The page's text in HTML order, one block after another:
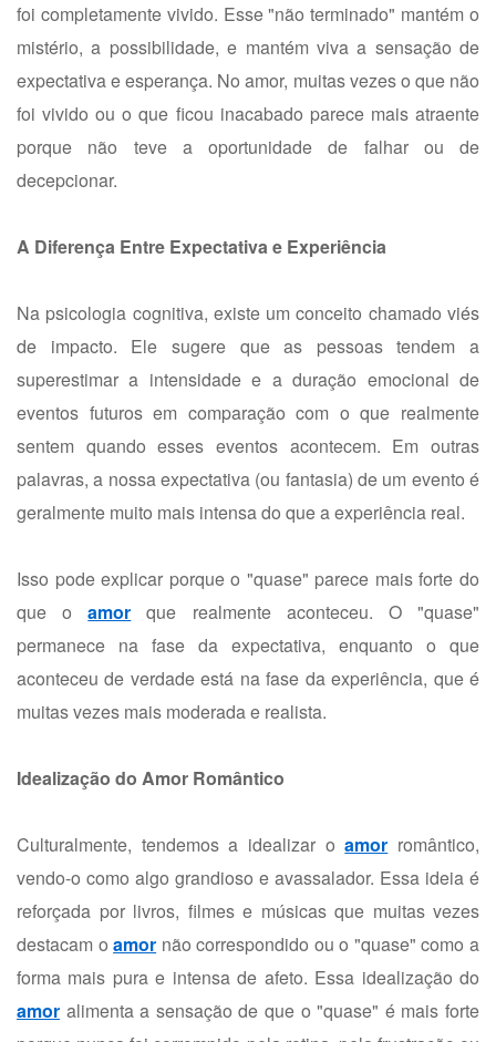
foi completamente vivido. Esse "não terminado" mantém o
mistério, a possibilidade, e mantém viva a sensação de
expectativa e esperança. No amor, muitas vezes o que não
foi vivido ou o que ficou inacabado parece mais atraente
porque não teve a oportunidade de falhar ou de
decepcionar.
A Diferença Entre Expectativa e Experiência
Na psicologia cognitiva, existe um conceito chamado viés
de impacto. Ele sugere que as pessoas tendem a
superestimar a intensidade e a duração emocional de
eventos futuros em comparação com o que realmente
sentem quando esses eventos acontecem. Em outras
palavras, a nossa expectativa (ou fantasia) de um evento é
geralmente muito mais intensa do que a experiência real.
Isso pode explicar porque o "quase" parece mais forte do
que oamor que realmente aconteceu. O "quase"
permanece na fase da expectativa, enquanto o que
aconteceu de verdade está na fase da experiência, que é
muitas vezes mais moderada e realista.
Idealização do Amor Romântico
Culturalmente, tendemos a idealizar oamor romântico,
vendo-o como algo grandioso e avassalador. Essa ideia é
reforçada por livros, filmes e músicas que muitas vezes
destacam oamor não correspondido ou o "quase" como a
forma mais pura e intensa de afeto. Essa idealização do
amor alimenta a sensação de que o "quase" é mais forte